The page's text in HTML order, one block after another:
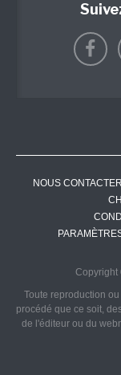
NOUS CONTACTER
Copyright
Toute reproduction
procédé que ce soit,
de l'éditeur ou du